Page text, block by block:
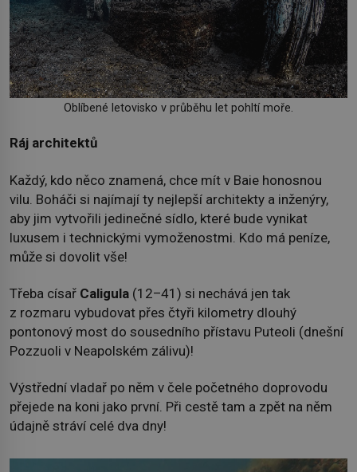
Oblíbené letovisko v průběhu let pohltí moře.
Ráj architektů
Každý, kdo něco znamená, chce mít v Baie honosnou
vilu. Boháči si najímají ty nejlepší architekty a inženýry,
aby jim vytvořili jedinečné sídlo, které bude vynikat
luxusem i technickými vymoženostmi. Kdo má peníze,
může si dovolit vše!
Třeba císař Caligula (12–41) si nechává jen tak
z rozmaru vybudovat přes čtyři kilometry dlouhý
pontonový most do sousedního přístavu Puteoli (dnešní
Pozzuoli v Neapolském zálivu)!
Výstřední vladař po něm v čele početného doprovodu
přejede na koni jako první. Při cestě tam a zpět na něm
údajně stráví celé dva dny!